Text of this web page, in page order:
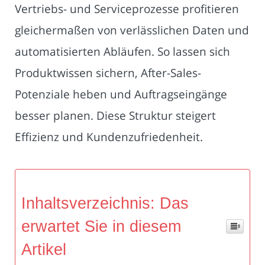
Vertriebs- und Serviceprozesse profitieren
gleichermaßen von verlässlichen Daten und
automatisierten Abläufen. So lassen sich
Produktwissen sichern, After-Sales-
Potenziale heben und Auftragseingänge
besser planen. Diese Struktur steigert
Effizienz und Kundenzufriedenheit.
Inhaltsverzeichnis: Das
erwartet Sie in diesem
Artikel